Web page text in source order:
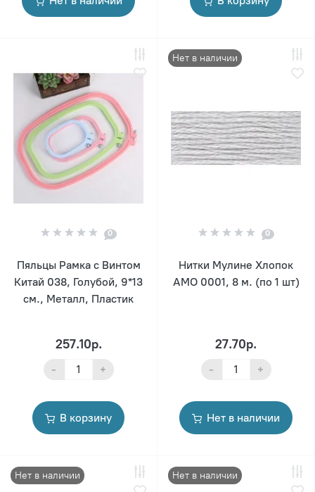
0
Пяльцы Рамка с Винтом
Китай 038, Голубой, 9*13
см., Металл, Пластик
257.10р.
- +
В корзину
Нет в наличии
0
Нитки Мулине Хлопок
AMO 0001, 8 м. (по 1 шт)
27.70р.
- +
Нет в наличии
Нет в наличии Нет в наличии